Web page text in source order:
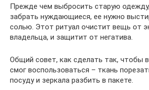
Прежде чем выбросить старую
забрать нуждающиеся, ее нужно
солью. Этот ритуал очистит вещь от
владельца, и защитит от негатива.
Общий совет, как сделать так, чтобы
смог воспользоваться – ткань
посуду и зеркала разбить в пакете.